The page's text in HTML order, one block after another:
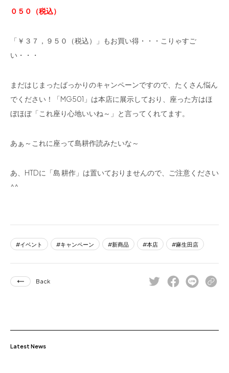
０５０（税込）
「￥３７，９５０（税込）」もお買い得・・・こりゃすご
い・・・
まだはじまったばっかりのキャンペーンですので、たくさん悩ん
でください！「MG501」は本店に展示しており、座った方はほ
ぼほぼ「これ座り心地いいね～」と言ってくれてます。
あぁ～これに座って島耕作読みたいな～
あ、HTDに「島 耕作」は置いておりませんので、ご注意ください
^^
イベント キャンペーン 新商品 本店 麻生田店
Back
Latest News